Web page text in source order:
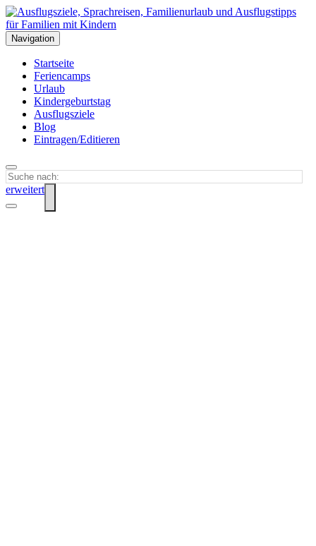
Navigation
Startseite
Feriencamps
Urlaub
Kindergeburtstag
Ausflugsziele
Blog
Eintragen/Editieren
erweitert